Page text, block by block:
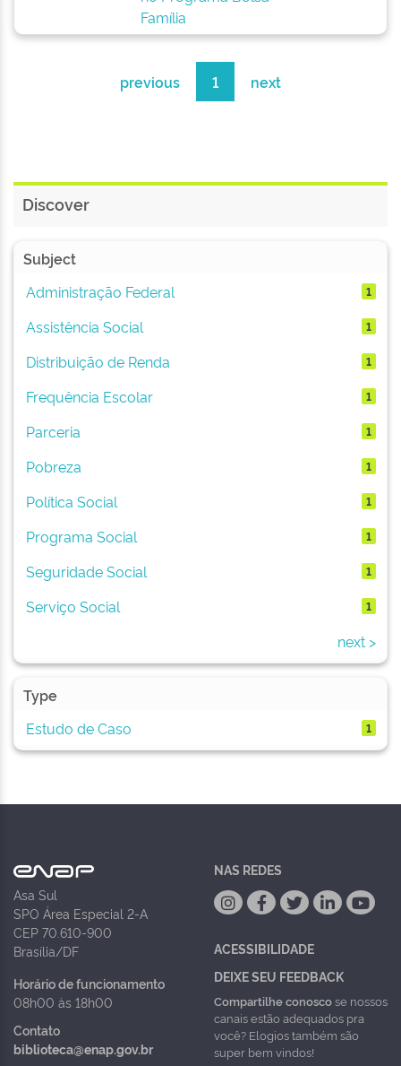
Família
previous 1 next
Discover
Subject
Administração Federal
1
Assistência Social 1
Distribuição de Renda 1
Frequência Escolar 1
Parceria 1
Pobreza 1
Política Social 1
Programa Social 1
Seguridade Social 1
Serviço Social 1
next >
Type
Estudo de Caso
1
Asa Sul
SPO Área Especial 2-A
CEP 70.610-900
Brasília/DF
Horário de funcionamento
08h00 às 18h00
Contato
biblioteca@enap.gov.br
NAS REDES
ACESSIBILIDADE
DEIXE SEU FEEDBACK
Compartilhe conoscose nossos
canais estão adequados pra
você? Elogios também são
super bem vindos!